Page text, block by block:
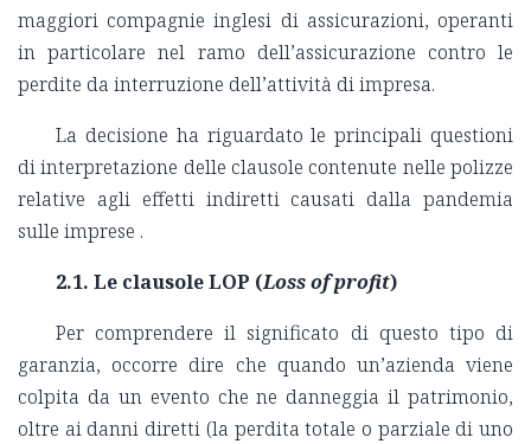
maggiori compagnie inglesi di assicurazioni, operanti
in particolare nel ramo dell’assicurazione contro le
perdite da interruzione dell’attività di impresa.
La decisione ha riguardato le principali questioni
di interpretazione delle clausole contenute nelle polizze
relative agli effetti indiretti causati dalla pandemia
sulle imprese .
2.1. Le clausole LOP (Loss of profit)
Per comprendere il significato di questo tipo di
garanzia, occorre dire che quando un’azienda viene
colpita da un evento che ne danneggia il patrimonio,
oltre ai danni diretti (la perdita totale o parziale di uno